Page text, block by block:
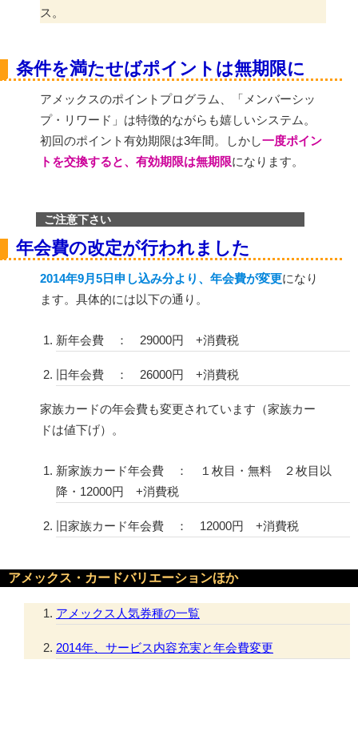
ス。
条件を満たせばポイントは無期限に
アメックスのポイントプログラム、「メンバーシッ
プ・リワード」は特徴的ながらも嬉しいシステム。
初回のポイント有効期限は3年間。しかし一度ポイン
トを交換すると、有効期限は無期限になります。
ご注意下さい
年会費の改定が行われました
2014年9月5日申し込み分より、年会費が変更になり
ます。具体的には以下の通り。
新年会費 ： 29000円 +消費税
旧年会費 ： 26000円 +消費税
家族カードの年会費も変更されています（家族カー
ドは値下げ）。
新家族カード年会費 ： １枚目・無料 ２枚目以
降・12000円 +消費税
旧家族カード年会費 ： 12000円 +消費税
アメックス・カードバリエーションほか
アメックス人気券種の一覧
2014年、サービス内容充実と年会費変更